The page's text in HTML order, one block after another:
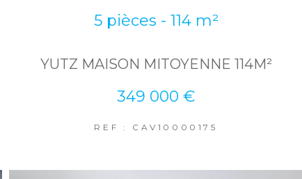
5 pièces - 114 m²
YUTZ MAISON MITOYENNE 114M²
349 000 €
REF : CAV10000175